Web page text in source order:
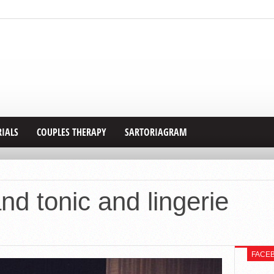
COUPLES THERAPY SARTORIAGRAM
tonic and lingerie